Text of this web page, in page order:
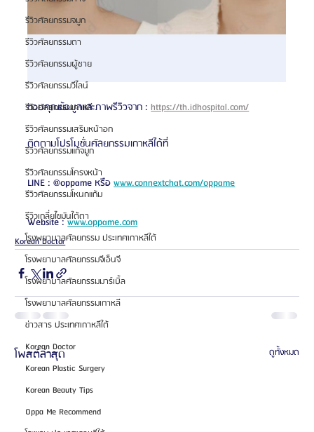
รีวิวศัลยกรรมจมูก
รีวิวศัลยกรรมตา
รีวิวศัลยกรรมผู้ชาย
รีวิวศัลยกรรมวีไลน์
รีวิวศัลยกรรมเกาหลี
รีวิวศัลยกรรมเสริมหน้าอก
รีวิวศัลยกรรมแก้จมูก
รีวิวศัลยกรรมโครงหน้า
รีวิวศัลยกรรมโหนกแก้ม
รีวิวเกลี่ยไขมันใต้ตา
โรงพยาบาลศัลยกรรม ประเทศเกาหลีใต้
โรงพยาบาลศัลยกรรมจีเอ็นจี
โรงพยาบาลศัลยกรรมมาร์เบิ้ล
โรงพยาบาลศัลยกรรมเกาหลี
ข่าวสาร ประเทศเกาหลีใต้
Korean Doctor
Korean Plastic Surgery
Korean Beauty Tips
Oppa Me Recommend
ขอบคุณข้อมูลและภาพรีวิวจาก : https://th.idhospital.com/
ติดตามโปรโมชั่นศัลยกรรมเกาหลีได้ที่
LINE : @oppame หรือ www.connextchat.com/oppame
Website : www.oppame.com
Korean Doctor
โพสต์ล่าสุด ดูทั้งหมด